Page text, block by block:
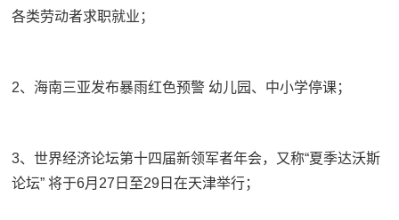
各类劳动者求职就业；
2、海南三亚发布暴雨红色预警 幼儿园、中小学停课；
3、世界经济论坛第十四届新领军者年会，又称“夏季达沃斯
论坛” 将于6月27日至29日在天津举行；